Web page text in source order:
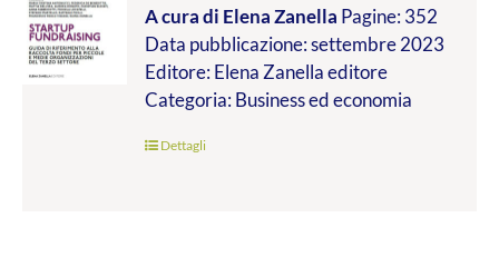
prezzo:
da
€24.99
a
A cura di Elena Zanella Pagine: 352
Data pubblicazione: settembre 2023
Editore: Elena Zanella editore
Categoria: Business ed economia
Dettagli